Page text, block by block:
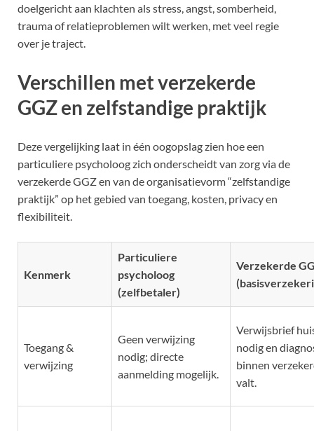
doelgericht aan klachten als stress, angst, somberheid,
trauma of relatieproblemen wilt werken, met veel regie
over je traject.
Verschillen met verzekerde
GGZ en zelfstandige praktijk
Deze vergelijking laat in één oogopslag zien hoe een
particuliere psycholoog zich onderscheidt van zorg via de
verzekerde GGZ en van de organisatievorm “zelfstandige
praktijk” op het gebied van toegang, kosten, privacy en
flexibiliteit.
Kenmerk
Particuliere
psycholoog
(zelfbetaler)
Verzekerde
Toegang &
verwijzing
Geen verwijzing
nodig; directe
aanmelding mogelijk.
Verwijsbrief
nodig en
binnen
valt.